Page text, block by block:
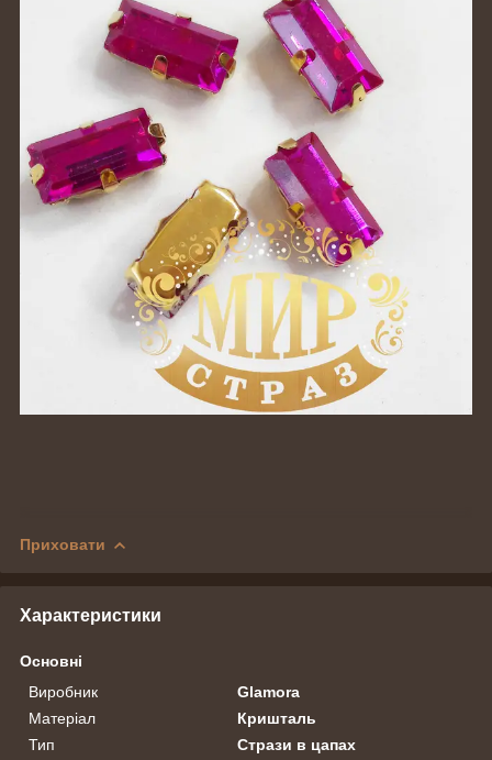
Приховати
Характеристики
Основні
Виробник
Glamora
Матеріал
Кришталь
Тип
Стрази в цапах